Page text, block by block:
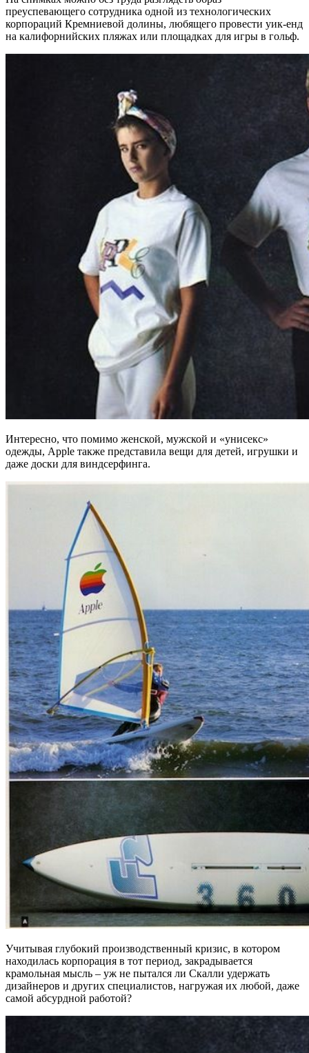
преуспевающего сотрудника одной из технологических
корпораций Кремниевой долины, любящего провести уик-енд
на калифорнийских пляжах или площадках для игры в гольф.
Интересно, что помимо женской, мужской и «унисекс»
одежды, Apple также представила вещи для детей, игрушки и
даже доски для виндсерфинга.
Учитывая глубокий производственный кризис, в котором
находилась корпорация в тот период, закрадывается
крамольная мысль – уж не пытался ли Скалли удержать
дизайнеров и других специалистов, нагружая их любой, даже
самой абсурдной работой?